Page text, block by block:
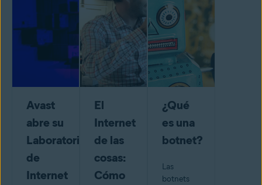
Avast
abre su
Laboratorio
de
Internet
El
Internet
de las
cosas:
Cómo
¿Qué
es una
botnet?
Las
botnets